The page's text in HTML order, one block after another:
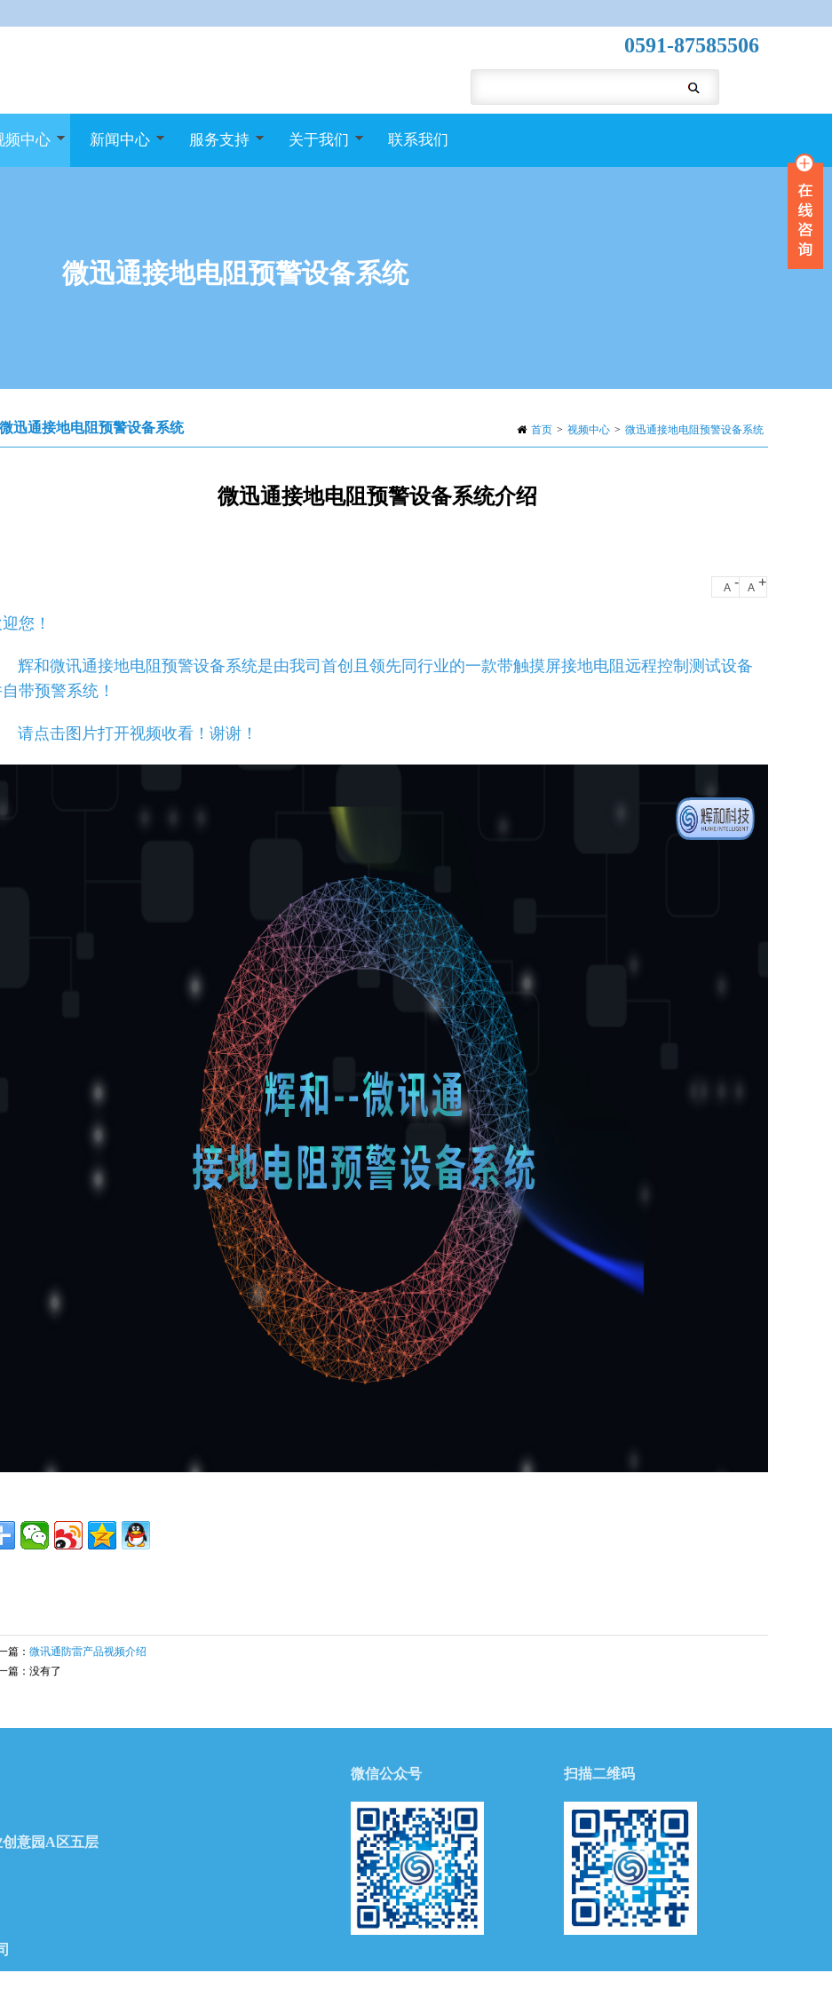
0591-87585506
频中心 新闻中心 服务支持 关于我们 联系我们
微迅通接地电阻预警设备系统
首页 > 视频中心 > 微迅通接地电阻预警设备系统
微迅通接地电阻预警设备系统
微迅通接地电阻预警设备系统介绍
A - A +
您！
和微讯通接地电阻预警设备系统是由我司首创且领先同行业的一款带触摸屏接地电阻远程控制测试设备
带预警系统！
点击图片打开视频收看！谢谢！
篇：微讯通防雷产品视频介绍
篇：没有了
意园A区五层
微信公众号 扫描二维码